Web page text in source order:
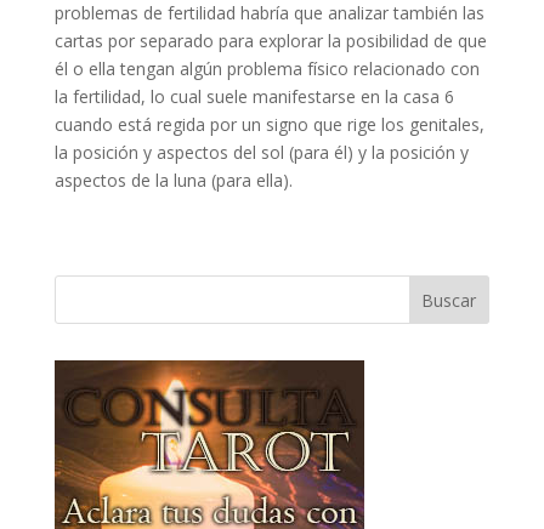
problemas de fertilidad habría que analizar también las
cartas por separado para explorar la posibilidad de que
él o ella tengan algún problema físico relacionado con
la fertilidad, lo cual suele manifestarse en la casa 6
cuando está regida por un signo que rige los genitales,
la posición y aspectos del sol (para él) y la posición y
aspectos de la luna (para ella).